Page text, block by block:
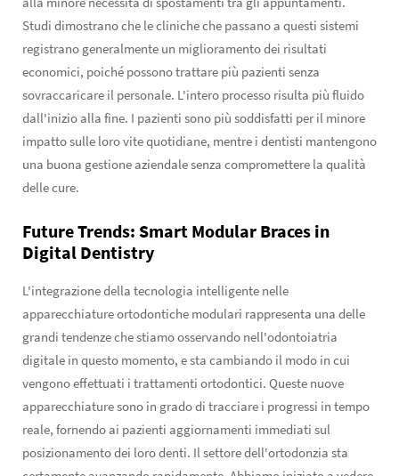
Studi dimostrano che le cliniche che passano a questi sistemi
registrano generalmente un miglioramento dei risultati
economici, poiché possono trattare più pazienti senza
sovraccaricare il personale. L'intero processo risulta più fluido
dall'inizio alla fine. I pazienti sono più soddisfatti per il minore
impatto sulle loro vite quotidiane, mentre i dentisti mantengono
una buona gestione aziendale senza compromettere la qualità
delle cure.
Future Trends: Smart Modular Braces in
Digital Dentistry
L'integrazione della tecnologia intelligente nelle
apparecchiature ortodontiche modulari rappresenta una delle
grandi tendenze che stiamo osservando nell'odontoiatria
digitale in questo momento, e sta cambiando il modo in cui
vengono effettuati i trattamenti ortodontici. Queste nuove
apparecchiature sono in grado di tracciare i progressi in tempo
reale, fornendo ai pazienti aggiornamenti immediati sul
posizionamento dei loro denti. Il settore dell'ortodonzia sta